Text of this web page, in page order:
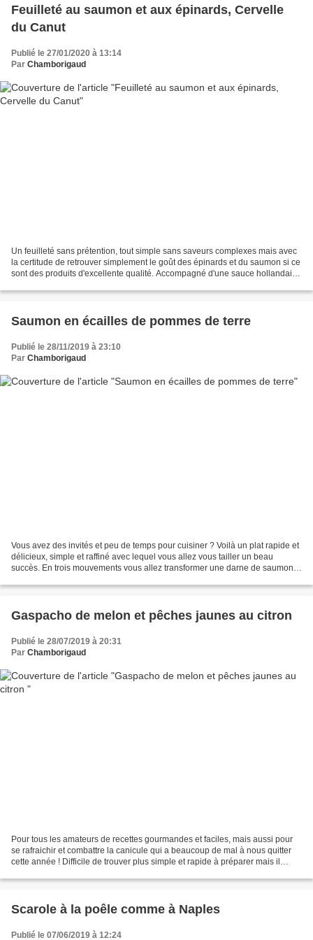
Feuilleté au saumon et aux épinards, Cervelle
du Canut
Publié le 27/01/2020 à 13:14
Par Chamborigaud
Un feuilleté sans prétention, tout simple sans saveurs complexes mais avec
la certitude de retrouver simplement le goût des épinards et du saumon si ce
sont des produits d'excellente qualité. Accompagné d'une sauce hollandaise
Saumon en écailles de pommes de terre
Publié le 28/11/2019 à 23:10
Par Chamborigaud
Vous avez des invités et peu de temps pour cuisiner ? Voilà un plat rapide et
délicieux, simple et raffiné avec lequel vous allez vous tailler un beau
succès. En trois mouvements vous allez transformer une darne de saumon
Gaspacho de melon et pêches jaunes au citron
Publié le 28/07/2019 à 20:31
Par Chamborigaud
Pour tous les amateurs de recettes gourmandes et faciles, mais aussi pour
se rafraichir et combattre la canicule qui a beaucoup de mal à nous quitter
cette année ! Difficile de trouver plus simple et rapide à préparer mais il
Scarole à la poêle comme à Naples
Publié le 07/06/2019 à 12:24